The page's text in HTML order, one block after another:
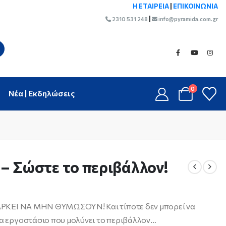
Η ΕΤΑΙΡΕΙΑ ΕΠΙΚΟΙΝΩΝΙΑ
2310 531 248 info@pyramida.com.gr
Νέα | Εκδηλώσεις 0
Σώστε το περιβάλλον!
ΑΡΚΕΙ ΝΑ ΜΗΝ ΘΥΜΩΣΟΥΝ! Και τίποτε δεν μπορεί να
εργοστάσιο που μολύνει το περιβάλλον…